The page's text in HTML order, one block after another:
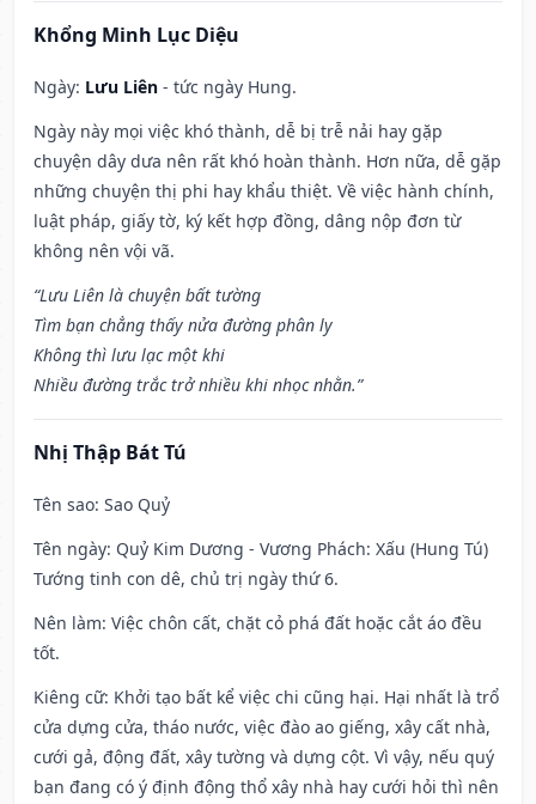
Khổng Minh Lục Diệu
Ngày: Lưu Liên - tức ngày Hung.
Ngày này mọi việc khó thành, dễ bị trễ nải hay gặp
chuyện dây dưa nên rất khó hoàn thành. Hơn nữa, dễ gặp
những chuyện thị phi hay khẩu thiệt. Về việc hành chính,
luật pháp, giấy tờ, ký kết hợp đồng, dâng nộp đơn từ
không nên vội vã.
“Lưu Liên là chuyện bất tường
Tìm bạn chẳng thấy nửa đường phân ly
Không thì lưu lạc một khi
Nhiều đường trắc trở nhiều khi nhọc nhằn.”
Nhị Thập Bát Tú
Tên sao: Sao Quỷ
Tên ngày: Quỷ Kim Dương - Vương Phách: Xấu (Hung Tú)
Tướng tinh con dê, chủ trị ngày thứ 6.
Nên làm: Việc chôn cất, chặt cỏ phá đất hoặc cắt áo đều
tốt.
Kiêng cữ: Khởi tạo bất kể việc chi cũng hại. Hại nhất là trổ
cửa dựng cửa, tháo nước, việc đào ao giếng, xây cất nhà,
cưới gả, động đất, xây tường và dựng cột. Vì vậy, nếu quý
bạn đang có ý định động thổ xây nhà hay cưới hỏi thì nên